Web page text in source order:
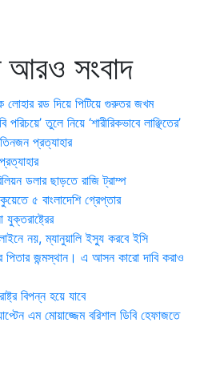
সংবাদ
রড দিয়ে পিটিয়ে গুরুতর জখম
পরিচয়ে’ তুলে নিয়ে ‘শারীরিকভাবে লাঞ্ছিতের’
প্রত্যাহার
ডলার ছাড়তে রাজি ট্রাম্প
৫ বাংলাদেশি গ্রেপ্তার
নয়, ম্যানুয়ালি ইস্যু করবে ইসি
জন্মস্থান। এ আসন কারো দাবি করাও
বিপন্ন হয়ে যাবে
এম মোয়াজ্জেম বরিশাল ডিবি হেফাজতে